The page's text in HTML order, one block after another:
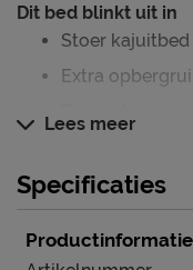
Dit bed blinkt uit in
Stoer kajuitbed
Extra
Verzorging & Garantie
Je nieuwe
mooi én schoon
Lees meer
Specificaties
Productinformatie